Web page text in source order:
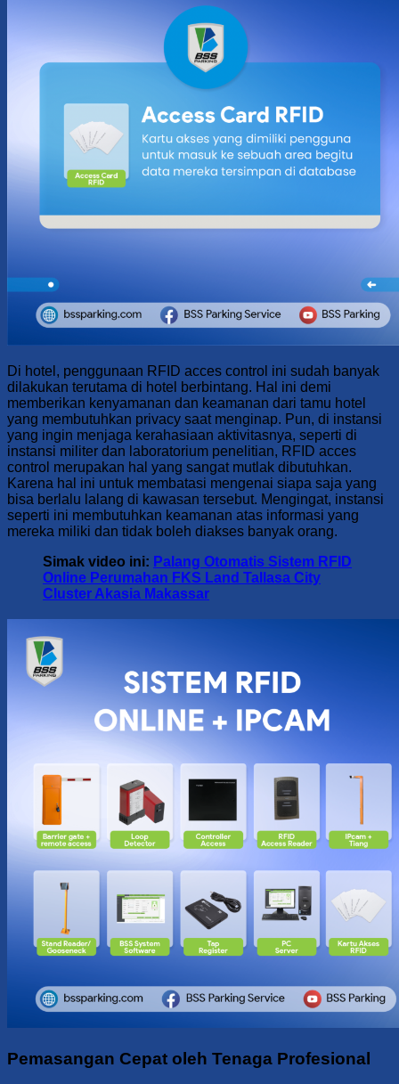
Di hotel, penggunaan RFID acces control ini sudah banyak
dilakukan terutama di hotel berbintang. Hal ini demi
memberikan kenyamanan dan keamanan dari tamu hotel
yang membutuhkan privacy saat menginap. Pun, di instansi
yang ingin menjaga kerahasiaan aktivitasnya, seperti di
instansi militer dan laboratorium penelitian, RFID acces
control merupakan hal yang sangat mutlak dibutuhkan.
Karena hal ini untuk membatasi mengenai siapa saja yang
bisa berlalu lalang di kawasan tersebut. Mengingat, instansi
seperti ini membutuhkan keamanan atas informasi yang
mereka miliki dan tidak boleh diakses banyak orang.
Simak video ini: Palang Otomatis Sistem RFID
Online Perumahan FKS Land Tallasa City
Cluster Akasia Makassar
Pemasangan Cepat oleh Tenaga Profesional